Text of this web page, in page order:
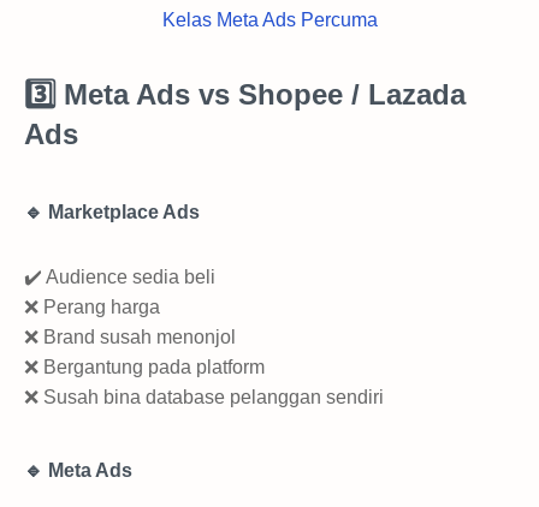
Kelas Meta Ads Percuma
3️⃣ Meta Ads vs Shopee / Lazada
Ads
🔹 Marketplace Ads
✔️ Audience sedia beli
❌ Perang harga
❌ Brand susah menonjol
❌ Bergantung pada platform
❌ Susah bina database pelanggan sendiri
🔹 Meta Ads